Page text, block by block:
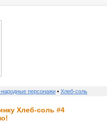
народные персонажи • Хлеб-соль
Хлеб-соль #4